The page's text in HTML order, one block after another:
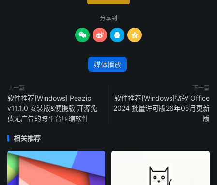
分享到
   
媒体播放
上一篇
软件推荐[Windows] Peazip
v11.1.0 安装版&便携版 开源免
费无广告的跨平台压缩软件
下一篇
软件推荐[Windows]微软 Office
2024 批量许可版26年05月更新
版
相关推荐